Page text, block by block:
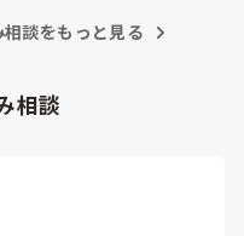
相談をもっと見る
相談